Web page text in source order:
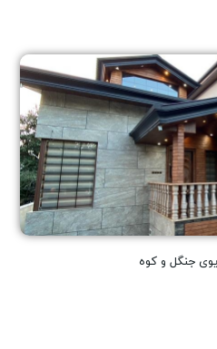
جنگل و کوه